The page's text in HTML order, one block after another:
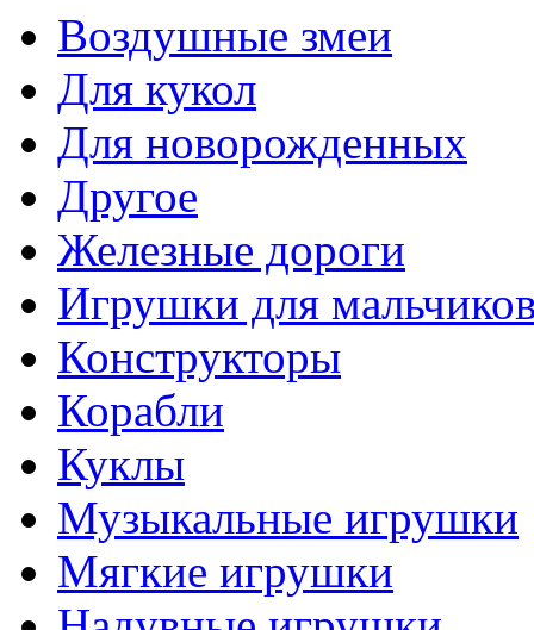
Воздушные змеи
Для кукол
Для новорожденных
Другое
Железные дороги
Игрушки для
Конструкторы
Корабли
Куклы
Музыкальные игрушки
Мягкие игрушки